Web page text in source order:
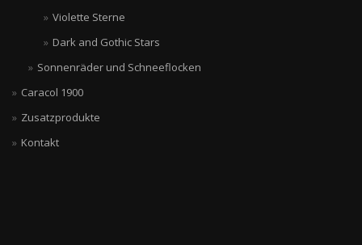
Violette Sterne
Dark and Gothic Stars
Sonnenräder und Schneeflocken
Caracol 1900
Zusatzprodukte
Kontakt